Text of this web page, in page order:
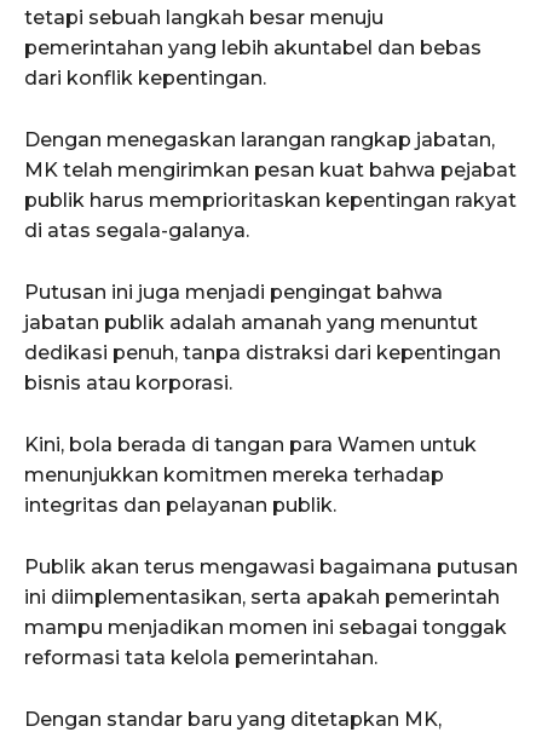
tetapi sebuah langkah besar menuju
pemerintahan yang lebih akuntabel dan bebas
dari konflik kepentingan.
Dengan menegaskan larangan rangkap jabatan,
MK telah mengirimkan pesan kuat bahwa pejabat
publik harus memprioritaskan kepentingan rakyat
di atas segala-galanya.
Putusan ini juga menjadi pengingat bahwa
jabatan publik adalah amanah yang menuntut
dedikasi penuh, tanpa distraksi dari kepentingan
bisnis atau korporasi.
Kini, bola berada di tangan para Wamen untuk
menunjukkan komitmen mereka terhadap
integritas dan pelayanan publik.
Publik akan terus mengawasi bagaimana putusan
ini diimplementasikan, serta apakah pemerintah
mampu menjadikan momen ini sebagai tonggak
reformasi tata kelola pemerintahan.
Dengan standar baru yang ditetapkan MK,